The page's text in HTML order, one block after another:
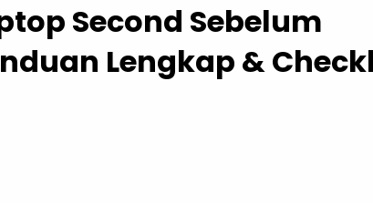
Second Sebelum
Lengkap &